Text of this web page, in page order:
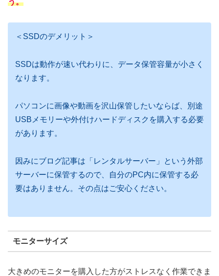
＜SSDのデメリット＞
SSDは動作が速い代わりに、データ保管容量が小さく
なります。
パソコンに画像や動画を沢山保管したいならば、別途
USBメモリーや外付けハードディスクを購入する必要
があります。
因みにブログ記事は「レンタルサーバー」という外部
サーバーに保管するので、自分のPC内に保管する必
要はありません。その点はご安心ください。
モニターサイズ
大きめのモニターを購入した方がストレスなく作業できま